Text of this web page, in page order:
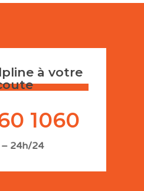
à votre
1060
24h/24